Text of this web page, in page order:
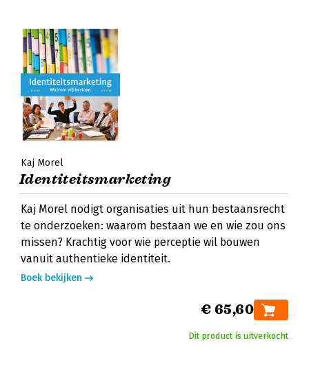
Kaj Morel
Identiteitsmarketing
Kaj Morel nodigt organisaties uit hun bestaansrecht
te onderzoeken: waarom bestaan we en wie zou ons
missen? Krachtig voor wie perceptie wil bouwen
vanuit authentieke identiteit.
Boek bekijken
€ 65,60
Dit product is uitverkocht